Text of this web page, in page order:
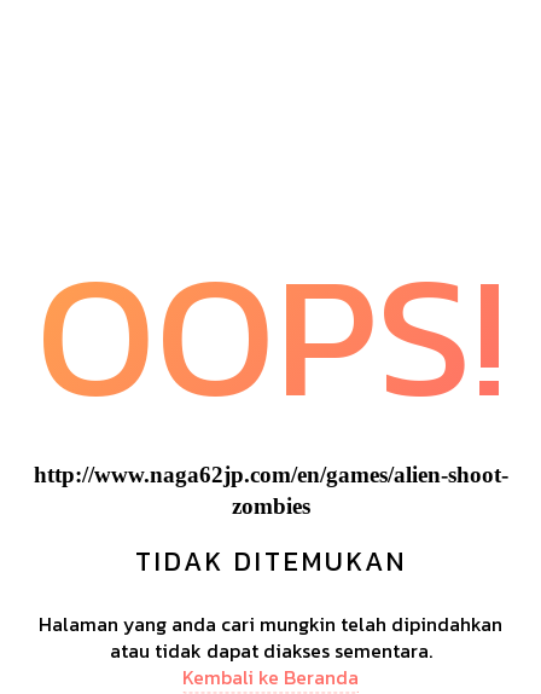
OOPS!
http://www.naga62jp.com/en/games/alien-shoot-
zombies
TIDAK DITEMUKAN
Halaman yang anda cari mungkin telah dipindahkan
atau tidak dapat diakses sementara.
Kembali ke Beranda